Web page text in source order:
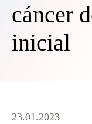
cáncer
inicial
23.01.2023